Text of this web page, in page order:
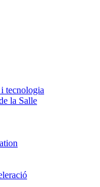
tecnologia
la Salle